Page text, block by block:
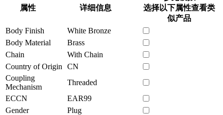
属性 详细信息
选择以下属性查看类
似产品
Body Finish
White Bronze
Body Material
Brass
Chain
With Chain
Country of Origin
CN
Coupling
Mechanism
Threaded
ECCN
EAR99
Gender
Plug